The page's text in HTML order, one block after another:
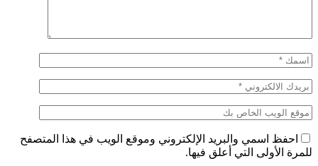
احفظ اسمي والبريد الإلكتروني وموقع الويب في هذا المتصفح
للمرة الأولى التي أعلق فيها.